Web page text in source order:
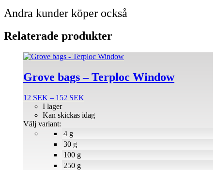
Andra kunder köper också
Relaterade produkter
Grove bags – Terploc Window
12 SEK – 152 SEK
till
4 g
30 g
100 g
250 g
I lager
Kan skickas idag
Välj variant:
Den
produkten
har
varianter.
olika
alternativen